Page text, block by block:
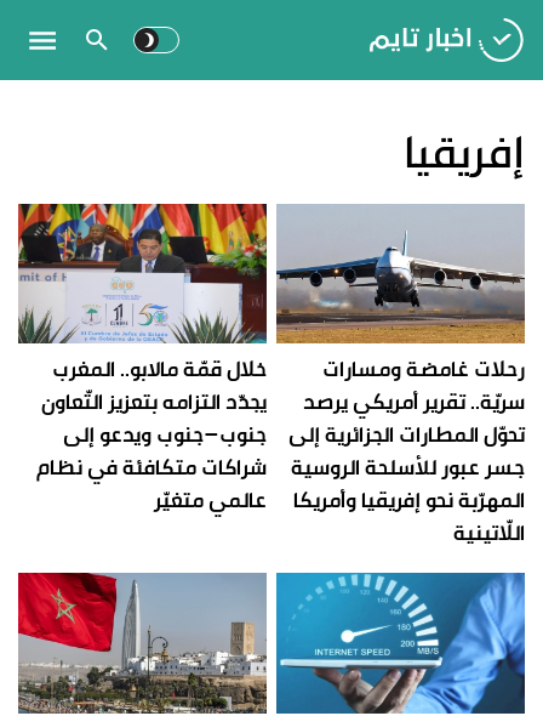
إفريقيا
رحلات غامضة ومسارات
سريّة.. تقرير أمريكي يرصد
تحوّل المطارات الجزائرية إلى
جسر عبور للأسلحة الروسية
المهرّبة نحو إفريقيا وأمريكا
اللّاتينية
خلال قمّة مالابو.. المغرب
يجدّد التزامه بتعزيز التّعاون
جنوب–جنوب ويدعو إلى
شراكات متكافئة في نظام
عالمي متغيّر